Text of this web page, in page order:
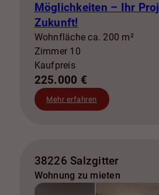
Möglichkeiten – Ihr
Zukunft!
Wohnfläche ca. 200 m²
Zimmer 10
Kaufpreis
225.000 €
Mehr erfahren
38226 Salzgitter
Wohnung zu mieten